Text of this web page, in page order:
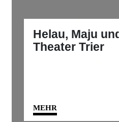
Helau, Maju
Theater Trier
MEHR